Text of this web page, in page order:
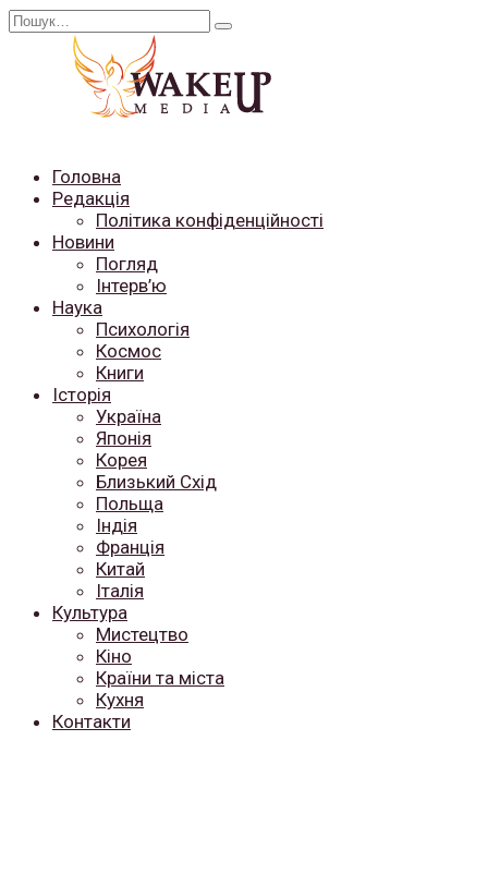
Перейти
Search
Головна
Редакція
Політика конфіденційності
Новини
Погляд
Інтерв’ю
Наука
Психологія
Космос
Книги
Історія
Україна
Японія
Корея
Близький Схід
Польща
Індія
Франція
Китай
Італія
Культура
Мистецтво
Кіно
Країни та міста
Кухня
Контакти